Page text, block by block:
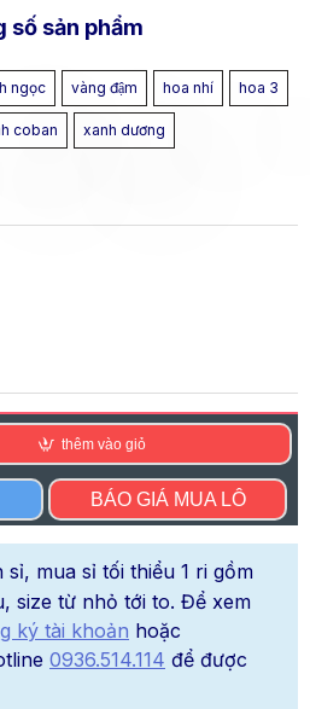
số sản phẩm
ngọc vàng đậm hoa nhí hoa 3
coban xanh dương
thêm vào giỏ
BÁO GIÁ MUA LÔ
sỉ, mua sỉ tối thiểu 1 ri gồm
size từ nhỏ tới to. Để xem
ký tài khoản hoặc
0936.514.114 để được